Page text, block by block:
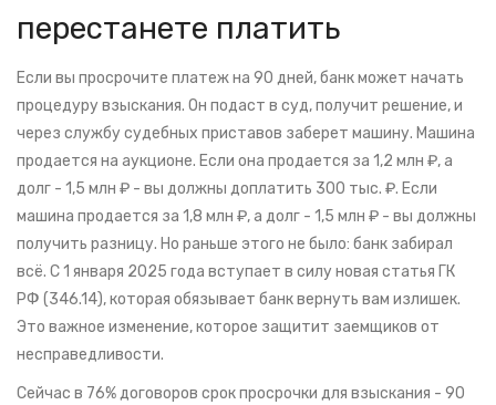
перестанете платить
Если вы просрочите платеж на 90 дней, банк может начать
процедуру взыскания. Он подаст в суд, получит решение, и
через службу судебных приставов заберет машину. Машина
продается на аукционе. Если она продается за 1,2 млн ₽, а
долг - 1,5 млн ₽ - вы должны доплатить 300 тыс. ₽. Если
машина продается за 1,8 млн ₽, а долг - 1,5 млн ₽ - вы должны
получить разницу. Но раньше этого не было: банк забирал
всё. С 1 января 2025 года вступает в силу новая статья ГК
РФ (346.14), которая обязывает банк вернуть вам излишек.
Это важное изменение, которое защитит заемщиков от
несправедливости.
Сейчас в 76% договоров срок просрочки для взыскания - 90